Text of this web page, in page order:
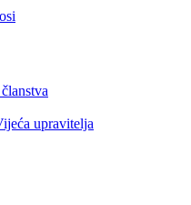
upravitelja